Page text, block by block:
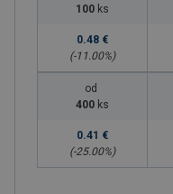
100 ks
0.48 €
(-11.00%)
od
400 ks
0.41 €
(-25.00%)